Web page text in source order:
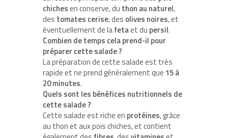
chichesen conserve, du thon au naturel,
des tomates cerise, des olives noires, et
éventuellement de lafetaet du persil.
Combien de temps cela prend-il pour
préparer cette salade ?
La préparation de cette salade est très
rapide et ne prend généralement que 15 à
20 minutes.
Quels sont les bénéfices nutritionnels de
cette salade ?
Cette salade est riche en protéines, grâce
au thon et aux pois chiches, et contient